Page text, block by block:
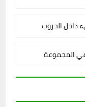
الجروب
المجموعة